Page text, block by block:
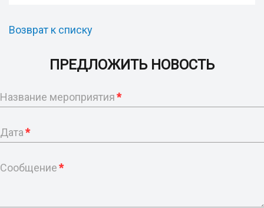
Возврат к списку
ПРЕДЛОЖИТЬ НОВОСТЬ
Название мероприятия*
Дата*
Сообщение*